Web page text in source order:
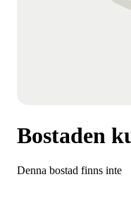
Bostaden
Denna bostad finns inte